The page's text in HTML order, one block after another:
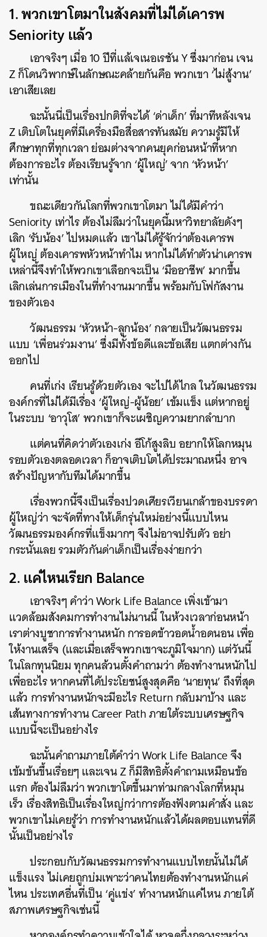
1. พวกเขาโตมาในสังคมที่ไม่ได้เคารพ
Seniority แล้ว
เอาจริงๆ เมื่อ 10 ปีที่แล้เจเนอเรชัน Y ซึ่งมาก่อน เจน
Z ก็โดนวิพากษ์ในลักษณะคล้ายกันคือ พวกเขา ‘ไม่สู้งาน’
เอาเสียเลย
ฉะนั้นนี่เป็นเรื่องปกติที่จะได้ ‘ด่าเด็ก’ ที่มาทีหลังเจน
Z เติบโตในยุคที่มีเครื่องมือสื่อสารทันสมัย ความรู้มีให้
ศึกษาทุกที่ทุกเวลา ย่อมต่างจากคนยุคก่อนหน้าที่หาก
ต้องการอะไร ต้องเรียนรู้จาก ‘ผู้ใหญ่’ จาก ‘หัวหน้า’
เท่านั้น
ขณะเดียวกันโลกที่พวกเขาโตมา ไม่ได้มีคำว่า
Seniority เท่าไร ต้องไม่ลืมว่าในยุคนี้มหาวิทยาลัยดังๆ
เลิก ‘รับน้อง’ ไปหมดแล้ว เขาไม่ได้รู้จักว่าต้องเคารพ
ผู้ใหญ่ ต้องเคารพหัวหน้าทำไม หากไม่ได้ทำตัวน่าเคารพ
เหล่านี้จึงทำให้พวกเขาเลือกจะเป็น ‘มืออาชีพ’ มากขึ้น
เลิกเล่นการเมืองในที่ทำงานมากขึ้น พร้อมกับโฟกัสงาน
ของตัวเอง
วัฒนธรรม ‘หัวหน้า-ลูกน้อง’ กลายเป็นวัฒนธรรม
แบบ ‘เพื่อนร่วมงาน’ ซึ่งมีทั้งข้อดีและข้อเสีย แตกต่างกัน
ออกไป
คนที่เก่ง เรียนรู้ด้วยตัวเอง จะไปได้ไกล ในวัฒนธรรม
องค์กรที่ไม่ได้มีเรื่อง ‘ผู้ใหญ่-ผู้น้อย’ เข้มแข็ง แต่หากอยู่
ในระบบ ‘อาวุโส’ พวกเขาก็จะเผชิญความยากลำบาก
แต่คนที่คิดว่าตัวเองเก่ง อีโก้สูงลิบ อยากให้โลกหมุน
รอบตัวเองตลอดเวลา ก็อาจเติบโตได้ประมาณหนึ่ง อาจ
สร้างปัญหากับทีมได้มากขึ้น
เรื่องพวกนี้จึงเป็นเรื่องปวดเศียรเวียนเกล้าของบรรดา
ผู้ใหญ่ว่า จะจัดที่ทางให้เด็กรุ่นใหม่อย่างนี้แบบไหน
วัฒนธรรมองค์กรที่แข็งมากๆ จึงไม่อาจปรับตัว อย่า
กระนั้นเลย รวมตัวกันด่าเด็กเป็นเรื่องง่ายกว่า
2. แค่ไหนเรียก Balance
เอาจริงๆ คำว่า Work Life Balance เพิ่งเข้ามา
แวดล้อมสังคมการทำงานไม่นานนี้ ในห้วงเวลาก่อนหน้า
เราต่างบูชาการทำงานหนัก การอดข้าวอดน้ำอดนอน เพื่อ
ให้งานเสร็จ (และเมื่อเสร็จพวกเขาจะภูมิใจมาก) แต่วันนี้
ในโลกทุนนิยม ทุกคนล้วนตั้งคำถามว่า ต้องทำงานหนักไป
เพื่ออะไร หากคนที่ได้ประโยชน์สูงสุดคือ ‘นายทุน’ ถึงที่สุด
แล้ว การทำงานหนักจะมีอะไร Return กลับมาบ้าง และ
เส้นทางการทำงาน Career Path ภายใต้ระบบเศรษฐกิจ
แบบนี้จะเป็นอย่างไร
ฉะนั้นคำถามภายใต้คำว่า Work Life Balance จึง
เข้มข้นขึ้นเรื่อยๆ และเจน Z ก็มีสิทธิตั้งคำถามเหมือนข้อ
แรก ต้องไม่ลืมว่า พวกเขาโตขึ้นมาท่ามกลางโลกที่หมุน
เร็ว เรื่องสิทธิเป็นเรื่องใหญ่กว่าการต้องฟังตามคำสั่ง และ
พวกเขาไม่เคยรู้ว่า การทำงานหนักแล้วได้ผลตอบแทนที่ดี
นั้นเป็นอย่างไร
ประกอบกับวัฒนธรรมการทำงานแบบไทยนั้นไม่ได้
แข็งแรง ไม่เคยถูกบ่มเพาะว่าคนไทยต้องทำงานหนักแค่
ไหน ประเทศอื่นที่เป็น ‘คู่แข่ง’ ทำงานหนักแค่ไหน ภายใต้
สภาพเศรษฐกิจเช่นนี้